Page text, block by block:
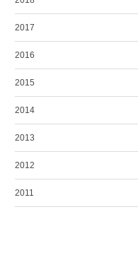
2017
2016
2015
2014
2013
2012
2011